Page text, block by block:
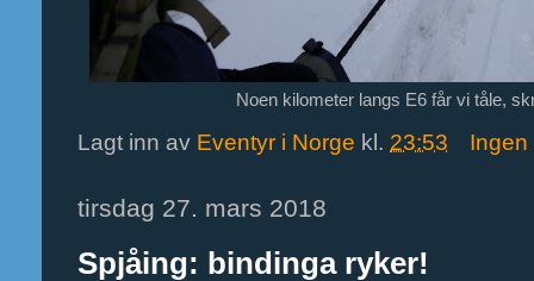
Noen kilometer langs E6 får vi tåle,
Lagt inn av Eventyr i Norge kl. 23:53
tirsdag 27. mars 2018
Spjåing: bindinga ryker!